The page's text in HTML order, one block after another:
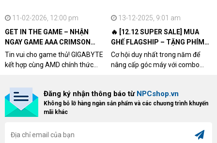
11-02-2026, 12:00 pm
GET IN THE GAME – NHẬN
NGAY GAME AAA CRIMSON
DESERT CÙNG GIGABYTE &
AMD
Tin vui cho game thủ! GIGABYTE
kết hợp cùng AMD chính thức
khách hàng sở hữu VGA Radeon
RX 9070 / RX 9070 XT.
13-12-2025, 9:01 am
🔥 [12.12 SUPER SALE] MUA
GHẾ FLAGSHIP – TẶNG PHÍM
CƠ XỊN
Cơ hội duy nhất trong năm để
nâng cấp góc máy với combo
dòng ghế Gaming cao cấp nhất,
bạn sẽ nhận ngay quà tặng trị giá
Đăng ký nhận thông báo từ NPCshop.vn
Không bỏ lỡ hàng ngàn sản phẩm và các chương trình khuyến
mãi khác